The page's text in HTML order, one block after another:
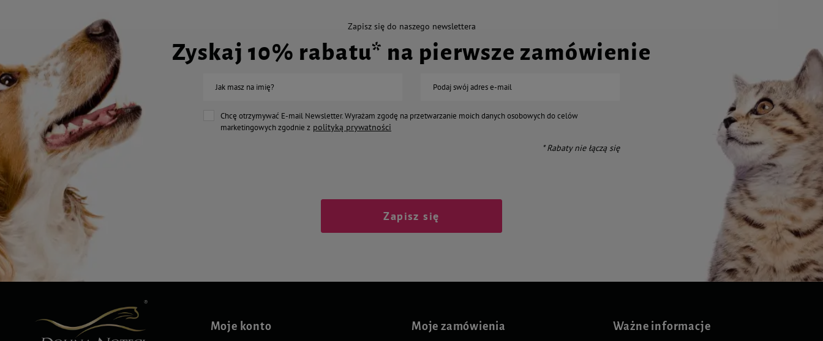
Zapisz się do naszego newslettera
Zyskaj 10% rabatu* na pierwsze zamówienie
Jak masz na imię? Podaj swój adres e-mail
Chcę otrzymywać E-mail Newsletter. Wyrażam zgodę na przetwarzanie moich danych osobowych do celów
marketingowych zgodnie z polityką prywatności
* Rabaty nie łączą się
Zapisz się
Moje konto Moje zamówienia Ważne informacje